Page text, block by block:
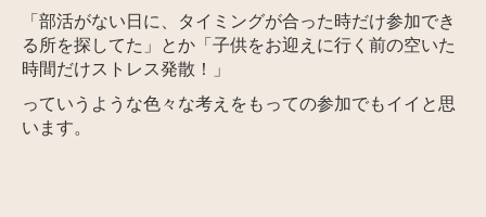
「部活がない日に、タイミングが合った時だけ参加でき
る所を探してた」とか「子供をお迎えに行く前の空いた
時間だけストレス発散！」
っていうような色々な考えをもっての参加でもイイと思
います。